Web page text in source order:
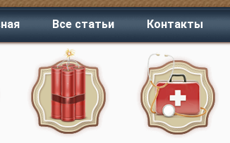
Все статьи Контакты